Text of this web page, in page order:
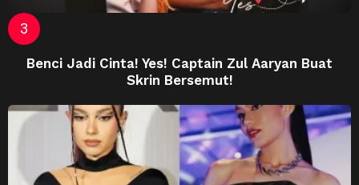
Benci Jadi Cinta! Yes! Captain Zul Aaryan Buat
Skrin Bersemut!